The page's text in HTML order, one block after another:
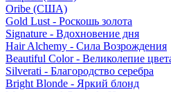
Oribe (США)
Gold Lust - Роскошь золота
Signature - Вдохновение дня
Hair Alchemy - Сила Возрождения
Beautiful Color - Великолепие
Silverati - Благородство серебра
Bright Blonde - Яркий блонд